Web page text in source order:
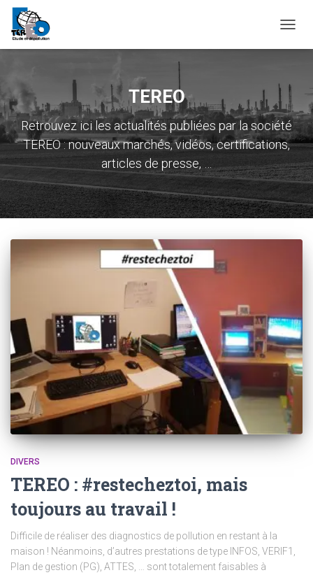
LA
TEREO
Retrouvez ici les actualités publiées par la société
TEREO : nouveaux marchés, vidéos, certifications,
articles de presse, …
DIVERS
TEREO : #restecheztoi, mais
toujours au travail !
Difficile de réaliser des diagnostics de pollution en restant à la
maison ! Néanmoins, d’autres prestations de type INFOS, VERIF1,
Plan de gestion (PG), ATTES, … sont totalement faisables à